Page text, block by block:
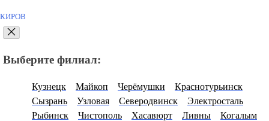
КИРОВ
Выберите филиал:
Кузнецк Майкоп Черёмушки
Краснотурьинск
Сызрань
Узловая Северодвинск
Электросталь
Рыбинск
Чистополь Хасавюрт Ливны
Когалым